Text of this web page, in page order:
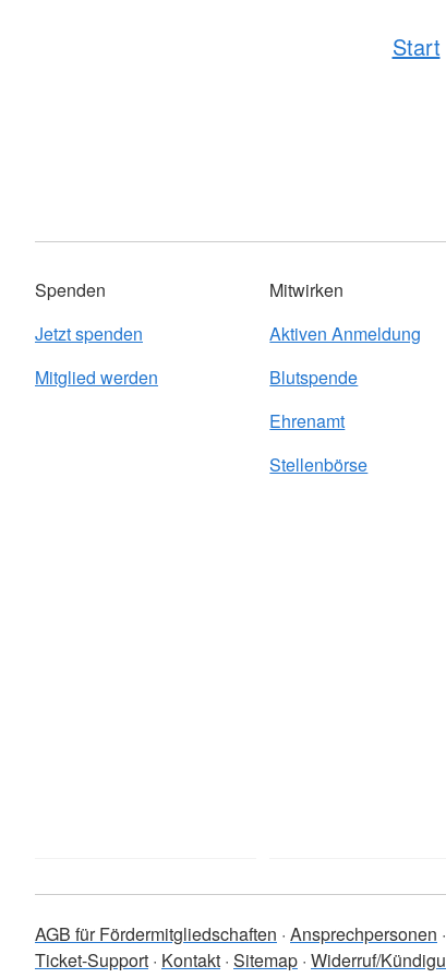
Start
Spenden
Jetzt spenden
Mitglied werden
Mitwirken
Aktiven Anmeldung
Blutspende
Ehrenamt
Stellenbörse
AGB für Fördermitgliedschaften Ansprechpersonen
Ticket-Support Kontakt Sitemap Widerruf/